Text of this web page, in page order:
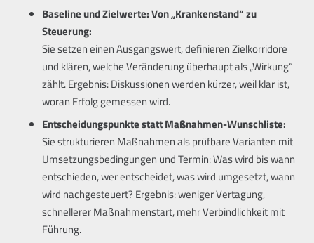
Baseline und Zielwerte: Von „Krankenstand“ zu
Steuerung:
Sie setzen einen Ausgangswert, definieren Zielkorridore
und klären, welche Veränderung überhaupt als „Wirkung“
zählt. Ergebnis: Diskussionen werden kürzer, weil klar ist,
woran Erfolg gemessen wird.
Entscheidungspunkte statt Maßnahmen-Wunschliste:
Sie strukturieren Maßnahmen als prüfbare Varianten mit
Umsetzungsbedingungen und Termin: Was wird bis wann
entschieden, wer entscheidet, was wird umgesetzt, wann
wird nachgesteuert? Ergebnis: weniger Vertagung,
schnellerer Maßnahmenstart, mehr Verbindlichkeit mit
Führung.